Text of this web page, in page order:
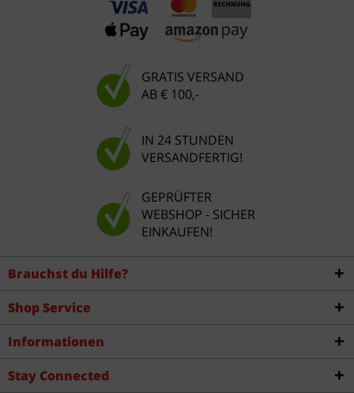
GRATIS VERSAND
AB € 100,-
IN 24 STUNDEN
VERSANDFERTIG!
GEPRÜFTER
WEBSHOP - SICHER
EINKAUFEN!
Brauchst du Hilfe?
Shop Service
Informationen
Stay Connected